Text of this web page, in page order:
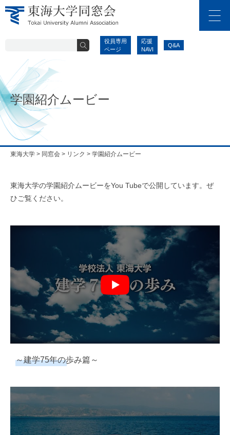
役員専用
ページ
応援
NAVI
Q&A
学園紹介ムービー
東海大学 > 同窓会 > リンク > 学園紹介ムービー
東海大学の学園紹介ムービーをYou Tubeで公開しています。ぜ
ひご覧ください。
～建学75年の歩み篇～